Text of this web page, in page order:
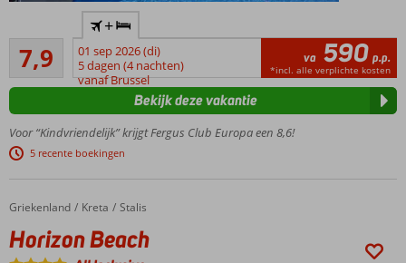
familieresort
met volop
faciliteiten
splash pool
voor de kids
afstand van
Paguera,
shuttleservice
7,9
Goed
839
beoordelingen
+
01 sep 2026 (di)
5 dagen (4 nachten)
vanaf Brussel
va 590 p.p.
*incl. alle verplichte kosten
Voor “Kindvriendelijk” krijgt Fergus Club Europa een 8,6!
5 recente boekingen
Bekijk deze vakantie
Home
Griekenland Kreta Stalis
Horizon Beach
Horizon Beach